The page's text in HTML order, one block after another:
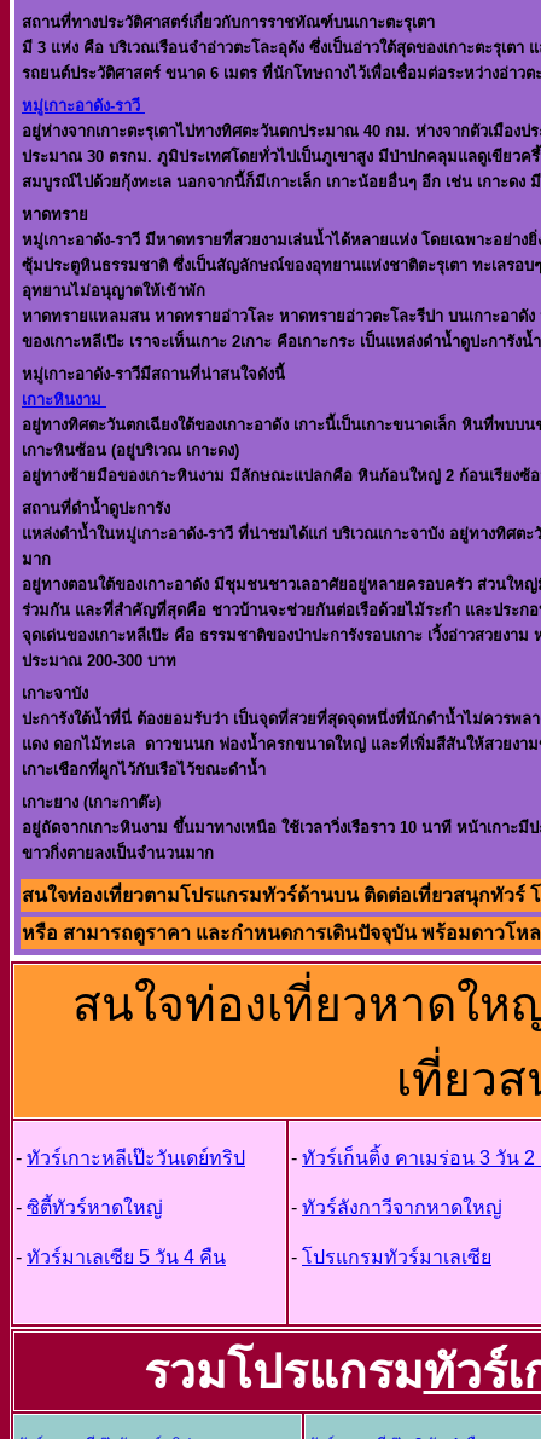
สถานที่ทางประวัติศาสตร์เกี่ยวกับการราชทัณฑ์บนเกาะตะรุเตา
มี 3 แห่ง คือ บริเวณเรือนจำอ่าวตะโละอุดัง ซึ่งเป็นอ่าวใต้สุดของเกาะตะรุเ
รถยนต์ประวัติศาสตร์ ขนาด 6 เมตร ที่นักโทษถางไว้เพื่อเชื่อมต่อระหว่างอ่าว
หมู่เกาะอาดัง-ราวี
อยู่ห่างจากเกาะตะรุเตาไปทางทิศตะวันตกประมาณ 40 กม. ห่างจากตัวเมือง
ประมาณ 30 ตรกม. ภูมิประเทศโดยทั่วไปเป็นภูเขาสูง มีป่าปกคลุมแลดูเขียว
สมบูรณ์ไปด้วยกุ้งทะเล นอกจากนี้ก็มีเกาะเล็ก เกาะน้อยอื่นๆ อีก เช่น เกาะดง
หาดทราย
หมู่เกาะอาดัง-ราวี มีหาดทรายที่สวยงามเล่นน้ำได้หลายแห่ง โดยเฉพาะอย่าง
ซุ้มประตูหินธรรมชาติ ซึ่งเป็นสัญลักษณ์ของอุทยานแห่งชาติตะรุเตา ทะเลรอบ
อุทยานไม่อนุญาตให้เข้าพัก
หาดทรายแหลมสน หาดทรายอ่าวโละ หาดทรายอ่าวตะโละรีปา บนเกาะอาดั
ของเกาะหลีเป๊ะ เราจะเห็นเกาะ 2เกาะ คือเกาะกระ เป็นแหล่งดำน้ำดูปะการังน้
หมู่เกาะอาดัง-ราวีมีสถานที่น่าสนใจดังนี้
เกาะหินงาม
อยู่ทางทิศตะวันตกเฉียงใต้ของเกาะอาดัง เกาะนี้เป็นเกาะขนาดเล็ก หินที่พ
เกาะหินซ้อน (อยู่บริเวณ เกาะดง)
อยู่ทางซ้ายมือของเกาะหินงาม มีลักษณะแปลกคือ หินก้อนใหญ่ 2 ก้อนเรียงซ้
สถานที่ดำน้ำดูปะการัง
แหล่งดำน้ำในหมู่เกาะอาดัง-ราวี ที่น่าชมได้แก่ บริเวณเกาะจาบัง อยู่ทางทิศ
มาก
อยู่ทางตอนใต้ของเกาะอาดัง มีชุมชนชาวเลอาศัยอยู่หลายครอบครัว ส่วนให
ร่วมกัน และที่สำคัญที่สุดคือ ชาวบ้านจะช่วยกันต่อเรือด้วยไม้ระกำ และประก
จุดเด่นของเกาะหลีเป๊ะ คือ ธรรมชาติของป่าปะการังรอบเกาะ เวิ้งอ่าวสวย
ประมาณ 200-300 บาท
เกาะจาบัง
ปะการังใต้น้ำที่นี่ ต้องยอมรับว่า เป็นจุดที่สวยที่สุดจุดหนึ่งที่นักดำน้ำไม่ควรพ
แดง ดอกไม้ทะเล ดาวขนนก ฟองน้ำครกขนาดใหญ่ และที่เพิ่มสีสันให้สวยง
เกาะเชือกที่ผูกไว้กับเรือไว้ขณะดำน้ำ
เกาะยาง (เกาะกาต๊ะ)
อยู่ถัดจากเกาะหินงาม ขึ้นมาทางเหนือ ใช้เวลาวิ่งเรือราว 10 นาที หน้าเกาะ
ขาวกิ่งตายลงเป็นจำนวนมาก
สนใจท่องเที่ยวตามโปรแกรมทัวร์ด้านบน ติดต่อเที่ยวสนุกทัวร์
หรือ สามารถดูราคา และกำหนดการเดินปัจจุบัน พร้อมดาวโ
สนใจท่องเที่ยวหาดให
เที่ยว
- ทัวร์เกาะหลีเป๊ะวันเดย์ทริป
- ซิตี้ทัวร์หาดใหญ่
- ทัวร์มาเลเซีย 5 วัน 4 คืน
- ทัวร์เก็นติ้ง คาเมร่อน 3 วัน
- ทัวร์ลังกาวีจากหาดใหญ่
- โปรแกรมทัวร์มาเลเซีย
รวมโปรแกรมทัวร์